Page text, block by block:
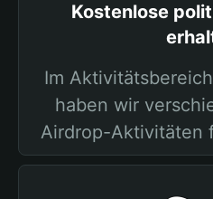
Kostenlose
Im
haben wir
Airdrop-Aktivitäten